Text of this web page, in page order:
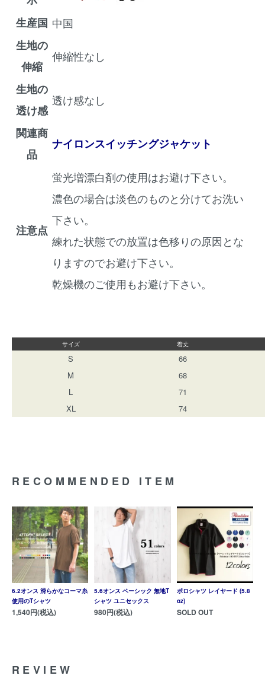
生産国 中国
生地の
伸縮
伸縮性なし
生地の
透け感
透け感なし
関連商
品
ナイロンスイッチングジャケット
注意点
蛍光増漂白剤の使用はお避け下さい。
濃色の場合は淡色のものと分けてお洗い
下さい。
練れた状態での放置は色移りの原因とな
りますのでお避け下さい。
乾燥機のご使用もお避け下さい。
サイズ 着丈
S
66
M
68
L
71
XL
74
RECOMMENDED ITEM
6.2オンス 滑らかなコーマ糸
使用のTシャツ
1,540円(税込)
5.6オンス ベーシック 無地T
シャツ ユニセックス
980円(税込)
ポロシャツ レイヤード (5.8
oz)
SOLD OUT
REVIEW